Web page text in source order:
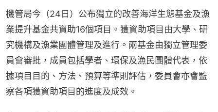
機管局今（24日）公布獨立的改善海洋生態基金及漁
業提升基金共資助16個項目。獲資助項目由大學、研
究機構及漁業團體管理及進行。兩基金由獨立管理委
員會審批，成員包括學者、環保及漁民團體代表，依
據項目目的、方法、預算等準則評估，委員會亦會監
察各項獲資助項目的進度及成效。